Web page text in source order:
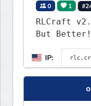
0 1
RLCraft
But Better!
IP: